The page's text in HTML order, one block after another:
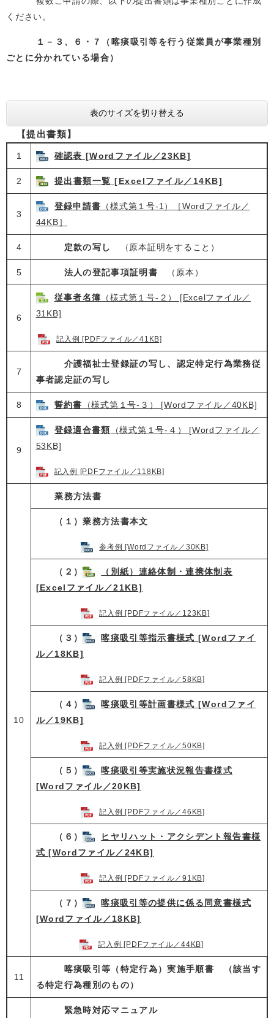
ください。
１－３、６・７（喀痰吸引等を行う従業員が事業種別
ごとに分かれている場合）
表のサイズを切り替える
【提出書類】
1 確認表 [Wordファイル／23KB]
2 提出書類一覧 [Excelファイル／14KB]
3
登録申請書 （様式第１号‐1）［Wordファイル／
44KB］
4 定款の写し （原本証明をすること）
5 法人の登記事項証明書 （原本）
6
従事者名簿 （様式第１号‐２） [Excelファイル／
31KB]
記入例 [PDFファイル／41KB]
7
介護福祉士登録証の写し、認定特定行為業務従
事者認定証の写し
8 誓約書 （様式第１号‐３） [Wordファイル／40KB]
9
登録適合書類
（様式第１号‐４） [Wordファイル／
53KB]
記入例 [PDFファイル／118KB]
10
業務方法書
（１）業務方法書本文
​ 参考例 [Wordファイル／30KB]
（２）
（別紙）連絡体制・連携体制表
[Excelファイル／21KB]
記入例 [PDFファイル／123KB]
（３）
喀痰吸引等指示書様式 [Wordファイ
ル／18KB]
記入例 [PDFファイル／58KB]
（４）
喀痰吸引等計画書様式 [Wordファイ
ル／19KB]
記入例 [PDFファイル／50KB]
（５）
喀痰吸引等実施状況報告書様式
[Wordファイル／20KB]
記入例 [PDFファイル／46KB]
（６）
ヒヤリハット・アクシデント報告書様
式 [Wordファイル／24KB]
記入例 [PDFファイル／91KB]
（７）
喀痰吸引等の提供に係る同意書様式
[Wordファイル／18KB]
記入例 [PDFファイル／44KB]
11
喀痰吸引等（特定行為）実施手順書 （該当す
る特定行為種別のもの）​
緊急時対応マニュアル​